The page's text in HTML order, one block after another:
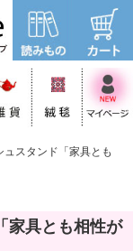
スタンド「家具とも
家具とも相性が